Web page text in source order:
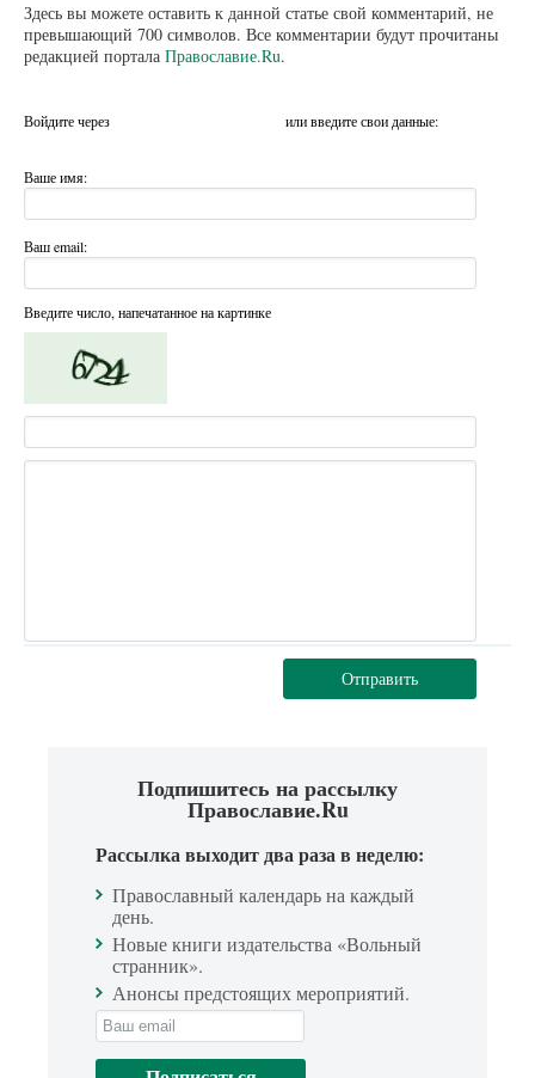
Здесь вы можете оставить к данной статье свой комментарий, не
превышающий 700 символов. Все комментарии будут прочитаны
редакцией портала Православие.Ru.
Войдите через или введите свои данные:
Ваше имя:
Ваш email:
Введите число, напечатанное на картинке
Отправить
Подпишитесь на рассылку
Православие.Ru
Рассылка выходит два раза в неделю:
Православный календарь на каждый
день.
Новые книги издательства «Вольный
странник».
Анонсы предстоящих мероприятий.